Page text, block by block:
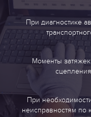
При диагностике
Моменты
При
неисправностям по